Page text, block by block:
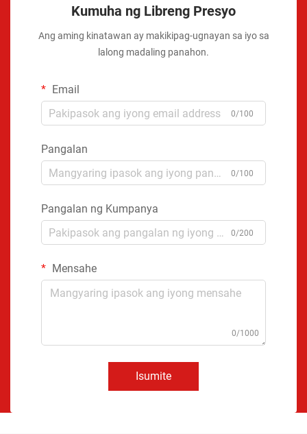
Kumuha ng Libreng Presyo
Ang aming kinatawan ay makikipag-ugnayan sa iyo sa
lalong madaling panahon.
Email
0/100
Pangalan
0/100
Pangalan ng Kumpanya
0/200
Mensahe
0/1000
Isumite